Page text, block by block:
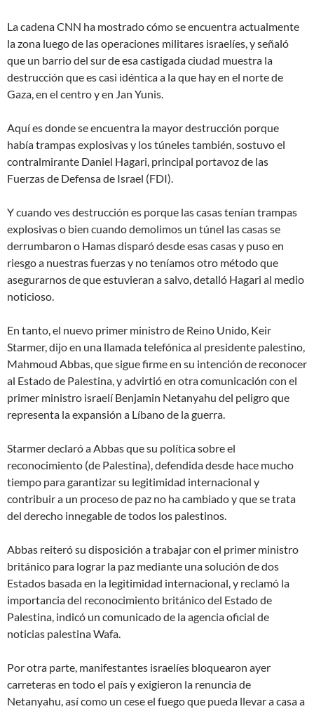
La cadena CNN ha mostrado cómo se encuentra actualmente
la zona luego de las operaciones militares israelíes, y señaló
que un barrio del sur de esa castigada ciudad muestra la
destrucción que es casi idéntica a la que hay en el norte de
Gaza, en el centro y en Jan Yunis.
Aquí es donde se encuentra la mayor destrucción porque
había trampas explosivas y los túneles también , sostuvo el
contralmirante Daniel Hagari, principal portavoz de las
Fuerzas de Defensa de Israel (FDI).
Y cuando ves destrucción es porque las casas tenían trampas
explosivas o bien cuando demolimos un túnel las casas se
derrumbaron o Hamas disparó desde esas casas y puso en
riesgo a nuestras fuerzas y no teníamos otro método que
asegurarnos de que estuvieran a salvo , detalló Hagari al medio
noticioso.
En tanto, el nuevo primer ministro de Reino Unido, Keir
Starmer, dijo en una llamada telefónica al presidente palestino,
Mahmoud Abbas, que sigue firme en su intención de reconocer
al Estado de Palestina, y advirtió en otra comunicación con el
primer ministro israelí Benjamin Netanyahu del peligro que
representa la expansión a Líbano de la guerra.
Starmer declaró a Abbas que su política sobre el
reconocimiento (de Palestina), defendida desde hace mucho
tiempo para garantizar su legitimidad internacional y
contribuir a un proceso de paz no ha cambiado y que se trata
del derecho innegable de todos los palestinos
Abbas reiteró su disposición a trabajar con el primer ministro
británico para lograr la paz mediante una solución de dos
Estados basada en la legitimidad internacional , y reclamó la
importancia del reconocimiento británico del Estado de
Palestina , indicó un comunicado de la agencia oficial de
noticias palestina Wafa.
Por otra parte, manifestantes israelíes bloquearon ayer
carreteras en todo el país y exigieron la renuncia de
Netanyahu, así como un cese el fuego que pueda llevar a casa a